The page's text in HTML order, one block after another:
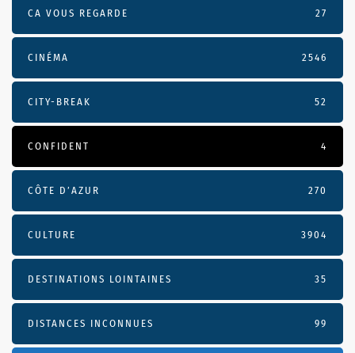
CA VOUS REGARDE 27
CINÉMA 2546
CITY-BREAK 52
CONFIDENT 4
CÔTE D’AZUR 270
CULTURE 3904
DESTINATIONS LOINTAINES 35
DISTANCES INCONNUES 99